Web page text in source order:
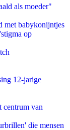
als moeder"
met babykonijntjes
op
12-jarige
centrum van
die mensen